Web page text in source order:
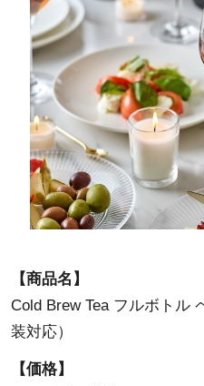
【商品名】
Cold Brew Tea フルボトル
装対応）
【価格】